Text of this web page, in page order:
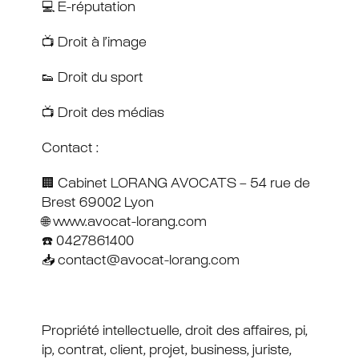
💻 E-réputation
📺 Droit à l’image
👟 Droit du sport
📺 Droit des médias
Contact :
🏢 Cabinet LORANG AVOCATS – 54 rue de
Brest 69002 Lyon
🌐 www.avocat-lorang.com
☎️ 0427861400
📥 contact@avocat-lorang.com
Propriété intellectuelle, droit des affaires, pi,
ip, contrat, client, projet, business, juriste,